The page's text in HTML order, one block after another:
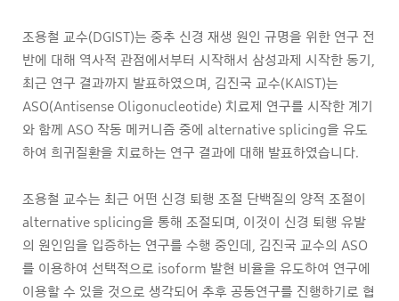
조용철 교수(DGIST)는 중추 신경 재생 원인 규명을 위한 연구 전
반에 대해 역사적 관점에서부터 시작해서 삼성과제 시작한 동기,
최근 연구 결과까지 발표하였으며, 김진국 교수(KAIST)는
ASO(Antisense Oligonucleotide) 치료제 연구를 시작한 계기
와 함께 ASO 작동 메커니즘 중에 alternative splicing을 유도
하여 희귀질환을 치료하는 연구 결과에 대해 발표하였습니다.
조용철 교수는 최근 어떤 신경 퇴행 조절 단백질의 양적 조절이
alternative splicing을 통해 조절되며, 이것이 신경 퇴행 유발
의 원인임을 입증하는 연구를 수행 중인데, 김진국 교수의 ASO
를 이용하여 선택적으로 isoform 발현 비율을 유도하여 연구에
이용할 수 있을 것으로 생각되어 추후 공동연구를 진행하기로 협